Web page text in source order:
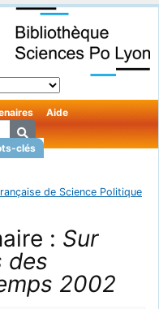
clés
Aide
de Science Politique
: Sur
des
2002